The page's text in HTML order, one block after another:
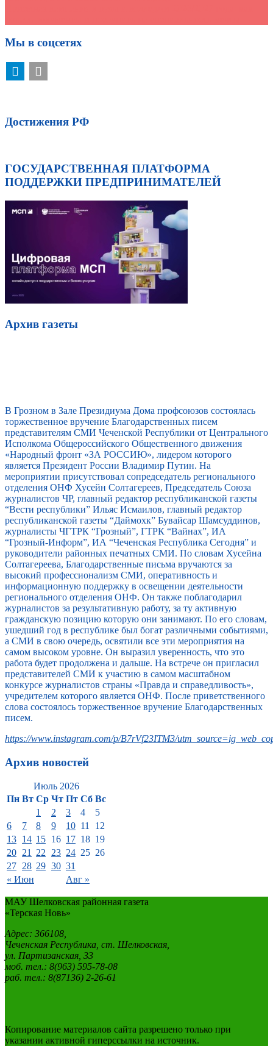
Мы в соцсетях
Достижения РФ
ГОСУДАРСТВЕННАЯ ПЛАТФОРМА
ПОДДЕРЖКИ ПРЕДПРИНИМАТЕЛЕЙ
Архив газеты
В Грозном в Зале Президиума Дома профсоюзов состоялась
торжественное вручение Благодарственных писем
представителям СМИ Чеченской Республики от Центрального
Исполкома Общероссийского Общественного движения
«Народный фронт «ЗА РОССИЮ», лидером которого
является Президент России Владимир Путин. На
мероприятии присутствовал сопредседатель регионального
отделения ОНФ Хусейн Солтагереев, Председатель Союза
журналистов ЧР, главный редактор республиканской газеты
“Вести республики” Ильяс Исмаилов, главный редактор
республиканской газеты “Даймохк” Бувайсар Шамсуддинов,
журналисты ЧГТРК “Грозный”, ГТРК “Вайнах”, ИА
“Грозный-Информ”, ИА “Чеченская Республика Сегодня” и
руководители районных печатных СМИ. По словам Хусейна
Солтагереева, Благодарственные письма вручаются за
высокий профессионализм СМИ, оперативность и
информационную поддержку в освещении деятельности
регионального отделения ОНФ. Он также поблагодарил
журналистов за результативную работу, за ту активную
гражданскую позицию которую они занимают. По его словам,
ушедший год в республике был богат различными событиями,
а СМИ в свою очередь, освятили все эти мероприятия на
самом высоком уровне. Он выразил уверенность, что это
работа будет продолжена и дальше. На встрече он пригласил
представителей СМИ к участию в самом масштабном
конкурсе журналистов страны «Правда и справедливость»,
учредителем которого является ОНФ. После приветственного
слова состоялось торжественное вручение Благодарственных
писем.
https://www.instagram.com/p/B7rVf23ITM3/
Архив новостей
Июль 2026
Пн Вт Ср Чт Пт Сб Вс
« Июн Авг »
1 2 3 4
5
6
7 8 9 10 11
12
13 14 15 16 17 18 19
20 21 22 23 24 25 26
27 28 29 30 31
МАУ Шелковская районная газета
«Терская Новь»
Адрес: 366108,
Чеченская Республика, ст. Шелковская,
ул. Партизанская, 33
моб. тел.: 8(963) 595-78-08
раб. тел.: 8(87136) 2-26-61
Копирование материалов сайта разрешено только при
указании активной гиперссылки на источник.